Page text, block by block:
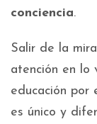
conciencia.
Salir de la
atención en lo
educación por
es único y